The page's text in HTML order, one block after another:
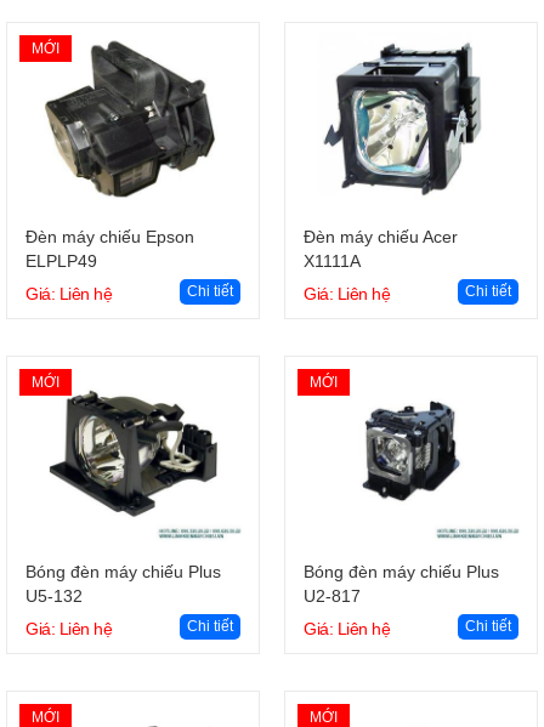
MỚI
Giỏ hàng
Đèn máy chiếu Epson
ELPLP49
Giá: Liên hệ
Chi tiết
Giỏ hàng
Đèn máy chiếu Acer
X1111A
Giá: Liên hệ
Chi tiết
MỚI
Giỏ hàng
Bóng đèn máy chiếu Plus
U5-132
Giá: Liên hệ
Chi tiết
MỚI
Giỏ hàng
Bóng đèn máy chiếu Plus
U2-817
Giá: Liên hệ
Chi tiết
MỚI MỚI